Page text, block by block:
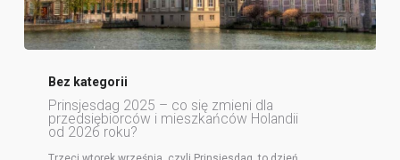
Bez kategorii
Prinsjesdag 2025 – co się zmieni dla
przedsiębiorców i mieszkańców Holandii
od 2026 roku?